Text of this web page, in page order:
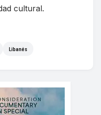
cultural.
Libanés